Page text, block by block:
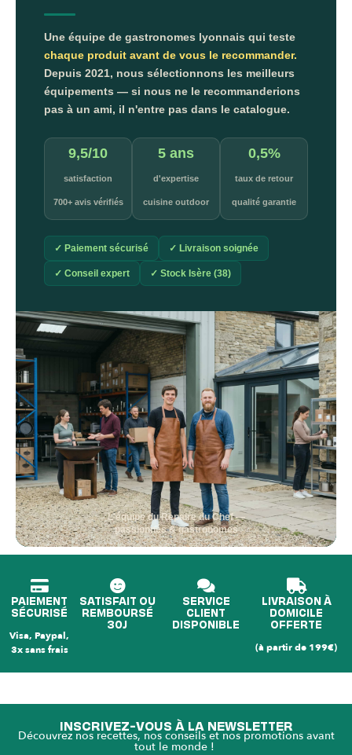
Une équipe de gastronomes lyonnais qui teste
chaque produit avant de vous le recommander.
Depuis 2021, nous sélectionnons les meilleurs
équipements — si nous ne le recommanderions
pas à un ami, il n'entre pas dans le catalogue.
9,5/10
satisfaction
700+ avis vérifiés
5 ans
d'expertise
cuisine outdoor
0,5%
taux de retour
qualité garantie
✓ Paiement sécurisé ✓ Livraison soignée
✓ Conseil expert ✓ Stock Isère (38)
L'équipe du Repaire du Chef —
passionnés & gastronomes
PAIEMENT
SÉCURISÉ
Visa, Paypal,
3x sans frais
SATISFAIT OU
REMBOURSÉ
30J
SERVICE
CLIENT
DISPONIBLE
LIVRAISON À
DOMICILE
OFFERTE
(à partir de 199€)
INSCRIVEZ-VOUS À LA NEWSLETTER
Découvrez nos recettes, nos conseils et nos promotions avant
tout le monde !